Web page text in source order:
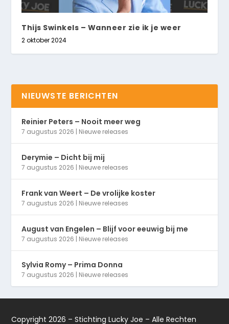
Thijs Swinkels – Wanneer zie ik je weer
2 oktober 2024
NIEUWSTE BERICHTEN
Reinier Peters – Nooit meer weg
7 augustus 2026 | Nieuwe releases
Derymie – Dicht bij mij
7 augustus 2026 | Nieuwe releases
Frank van Weert – De vrolijke koster
7 augustus 2026 | Nieuwe releases
August van Engelen – Blijf voor eeuwig bij me
7 augustus 2026 | Nieuwe releases
Sylvia Romy – Prima Donna
7 augustus 2026 | Nieuwe releases
Copyright 2026 – Stichting Lucky Joe – Alle Rechten